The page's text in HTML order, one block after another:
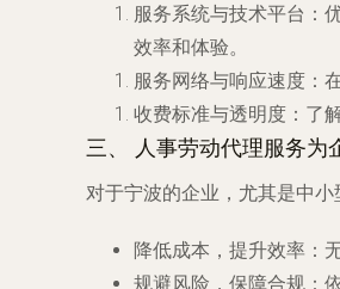
服务系统与技术平台 ：
效率和体验。
服务网络与响应速度 ：
收费标准与透明度 ：了
三、 人事劳动代理服务为
对于宁波的企业，尤其是中
降低成本，提升效率 ：
规避风险，保障合规 ：